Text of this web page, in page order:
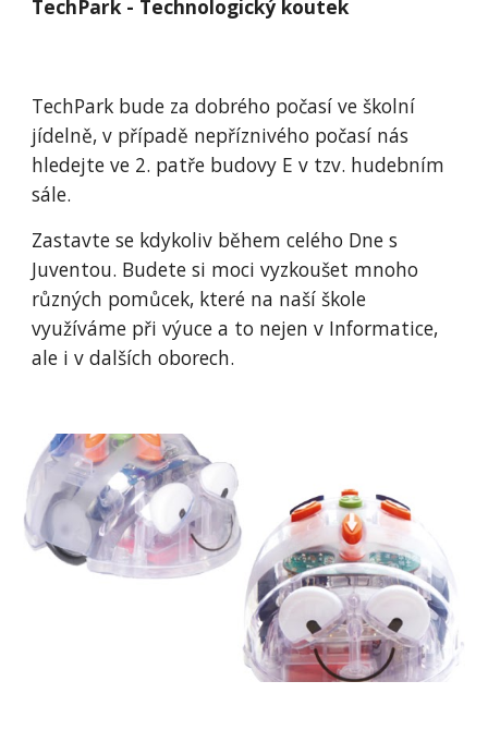
TechPark - Technologický koutek
TechPark bude za dobrého počasí ve školní
jídelně, v případě nepříznivého počasí nás
hledejte ve 2. patře budovy E v tzv. hudebním
sále.
Zastavte se kdykoliv během celého Dne s
Juventou. Budete si moci vyzkoušet mnoho
různých pomůcek, které na naší škole
využíváme při výuce a to nejen v Informatice,
ale i v dalších oborech.